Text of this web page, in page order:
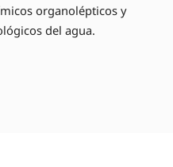
organolépticos y
del agua.